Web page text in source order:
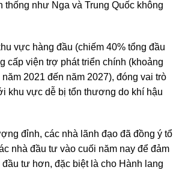
thống như Nga và Trung Quốc không
vực hàng đầu (chiếm 40% tổng đầu
cấp viện trợ phát triển chính (khoảng
2021 đến năm 2027), đóng vai trò
khu vực dễ bị tổn thương do khí hậu
đỉnh, các nhà lãnh đạo đã đồng ý tổ
nhà đầu tư vào cuối năm nay để đảm
đầu tư hơn, đặc biệt là cho Hành lang